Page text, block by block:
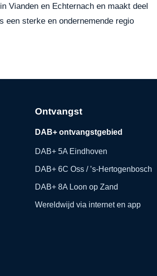
Vianden en Echternach en maakt deel
een sterke en ondernemende regio
Ontvangst
DAB+ ontvangstgebied
DAB+ 5A Eindhoven
DAB+ 6C Oss / ’s-Hertogenbosch
DAB+ 8A Loon op Zand
Wereldwijd via internet en app